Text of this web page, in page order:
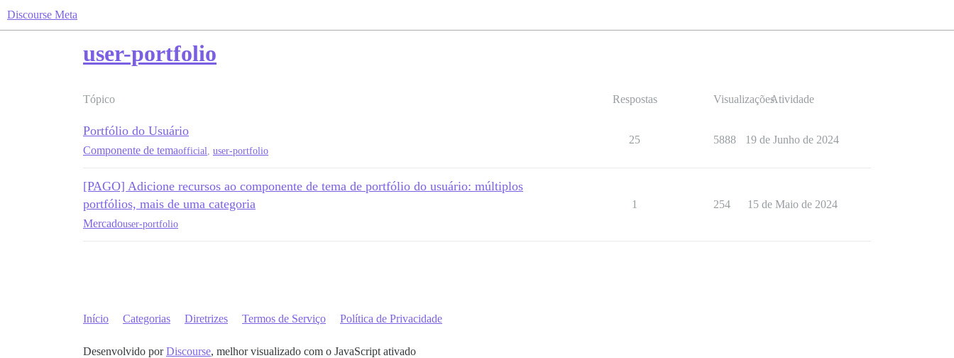
Discourse Meta
user-portfolio
Tópico Respostas VisualizaçõesAtividade
Portfólio do Usuário
Componente de temaofficial user-portfolio
25 5888 19 de Junho de 2024
[PAGO] Adicione recursos ao componente de tema de portfólio do usuário: múltiplos
portfólios, mais de uma categoria
Mercadouser-portfolio
1 254 15 de Maio de 2024
Início Categorias Diretrizes Termos de Serviço Política de Privacidade
Desenvolvido porDiscourse, melhor visualizado com o JavaScript ativado